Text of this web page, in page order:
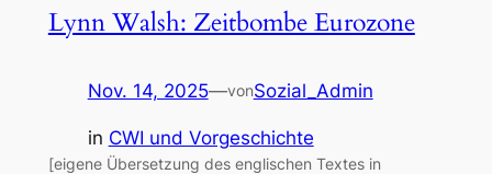
Lynn Walsh: Zeitbombe Eurozone
Nov. 14, 2025—vonSozial_Admin
in CWI und Vorgeschichte
[eigene Übersetzung des englischen Textes in